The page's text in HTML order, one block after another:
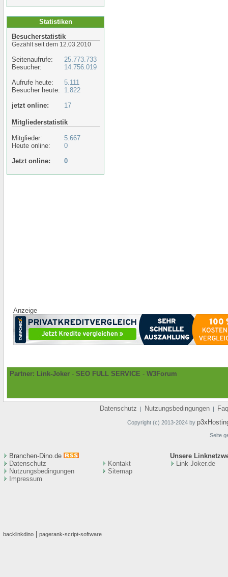
Statistiken
Besucherstatistik
Gezählt seit dem 12.03.2010
Seitenaufrufe:
Besucher:
Aufrufe heute:
Besucher heute:
jetzt online:
25.773.733
14.756.019
5.111
1.822
17
Mitgliederstatistik
Mitglieder:
Heute online:
5.667
0
Jetzt online:
0
Anzeige
Partner: Link-Joker - SEO FULL SERVICE - W3Forum
Datenschutz | Nutzungsbedingungen | Faq
Copyright (c) 2013-2024 by
Seite
Branchen-Dino.de
Unsere
Datenschutz
Nutzungsbedingungen
Impressum
Kontakt
Sitemap
Link-Joker.de
backlinkdino pagerank-script-software